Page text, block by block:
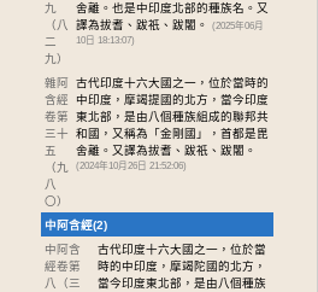
九
（八
二
九）
舍離。也是中印度北部的種族名。又
譯為拔耆、跋祇、跋闍。
(2025年06月
10日 18:13:07)
雜阿
含經
卷第
三十
五
（九
八
〇）
古代印度十六大國之一，位於當時的
中印度，摩竭提國的北方，當今印度
東北部，是由八個種族組成的聯邦共
和國，又稱為「金剛國」，首都是毘
舍離。又譯為拔耆、跋祇、跋闍。
(2024年10月26日 21:52:06)
中阿含經(2)
中阿含
經卷第
八
（三
古代印度十六大國之一，位於當
時的中印度，摩竭陀國的北方，
當今印度東北部，是由八個種族